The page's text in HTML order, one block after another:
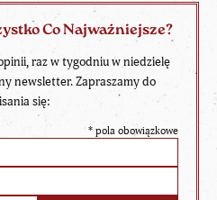
Co Najważniejsze?
raz w tygodniu w niedzielę
newsletter. Zapraszamy do
się:
* pola obowiązkowe